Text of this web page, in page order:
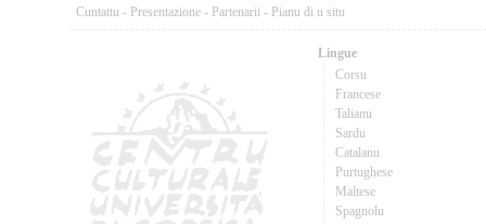
Cuntattu - Presentazione - Partenarii - Pianu di u situ
Lingue
Corsu
Francese
Talianu
Sardu
Catalanu
Purtughese
Maltese
Spagnolu